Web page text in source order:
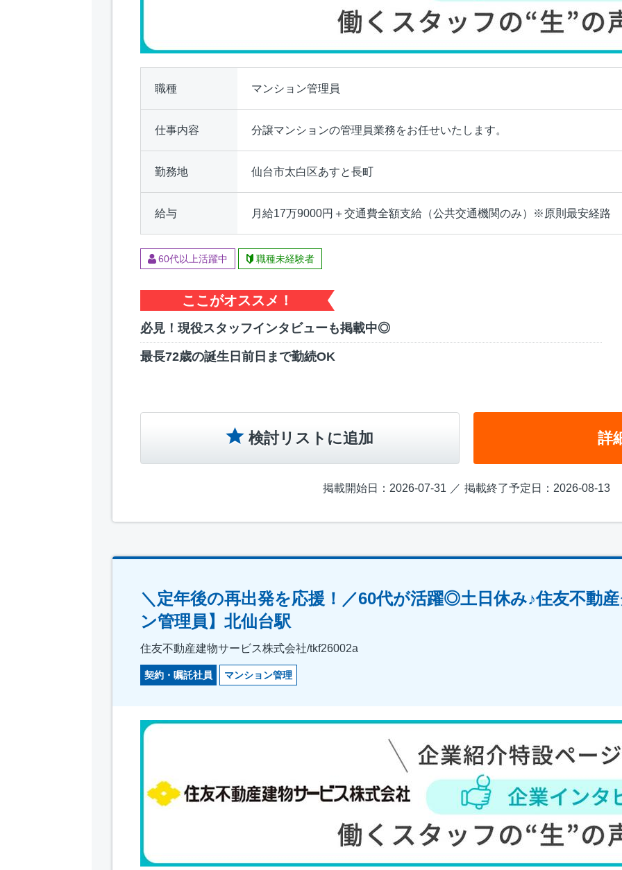
職種 マンション管理員
仕事内容 分譲マンションの管理員業務をお任せいたします。
勤務地 仙台市太白区あすと長町
給与 月給17万9000円＋交通費全額支給（公共交通機関のみ）※原則最安経路
60代以上活躍中 職種未経験者
ここがオススメ！
必見！現役スタッフインタビューも掲載中◎
最長72歳の誕生日前日まで勤続OK
検討リストに追加 詳
掲載開始日：2026-07-31 掲載終了予定日：2026-08-13
＼定年後の再出発を応援！／60代が活躍◎土日休み♪住友不動
ン管理員】北仙台駅
住友不動産建物サービス株式会社/tkf26002a
契約・嘱託社員 マンション管理